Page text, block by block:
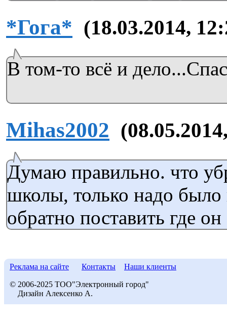
*Гога* (18.03.2014,
В том-то всё и
Mihas2002
Думаю правильно. что
школы, только надо было
обратно поставить где
Реклама на сайте Контакты Наши клиенты
© 2006-2025 ТОО"Электронный город"
Дизайн Алексенко А.